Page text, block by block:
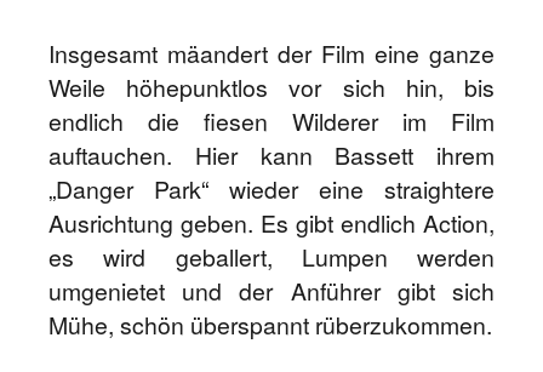
Insgesamt mäandert der Film eine ganze
Weile höhepunktlos vor sich hin, bis
endlich die fiesen Wilderer im Film
auftauchen. Hier kann Bassett ihrem
„Danger Park“ wieder eine straightere
Ausrichtung geben. Es gibt endlich Action,
es wird geballert, Lumpen werden
umgenietet und der Anführer gibt sich
Mühe, schön überspannt rüberzukommen.